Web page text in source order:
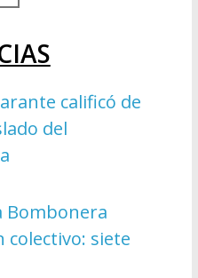
calificó de
del
Bombonera
siete